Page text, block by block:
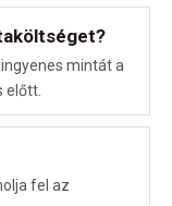
mintát a
előtt.
fel az